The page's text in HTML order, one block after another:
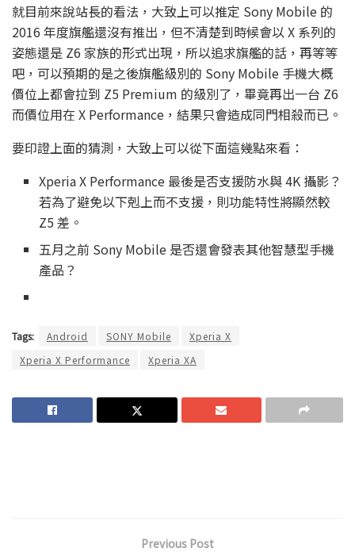
就目前來說站長的看法，大致上可以推定 Sony Mobile 的
2016 年度旗艦還沒有推出，但不清楚到時候會以 X 系列的
姿態還是 Z6 家族的形式出現，所以追求旗艦的話，再等等
吧，可以預期的是之後旗艦級別的 Sony Mobile 手機大概
價位上都會拉到 Z5 Premium 的級別了，畢竟再出一台 Z6
而價位用在 X Performance，結果只會造成同門相殺而已。
要印證上面的猜測，大致上可以從下面這幾點來看：
Xperia X Performance 最後是否支援防水與 4K 攝影？
若為了避免以下剋上而不支援，則功能特性將顯然較
Z5 差。
五月之前 Sony Mobile 是否還會發表其他智慧型手機
產品？
Tags: Android SONY Mobile
Xperia X
Xperia X Performance
Xperia XA
Previous Post